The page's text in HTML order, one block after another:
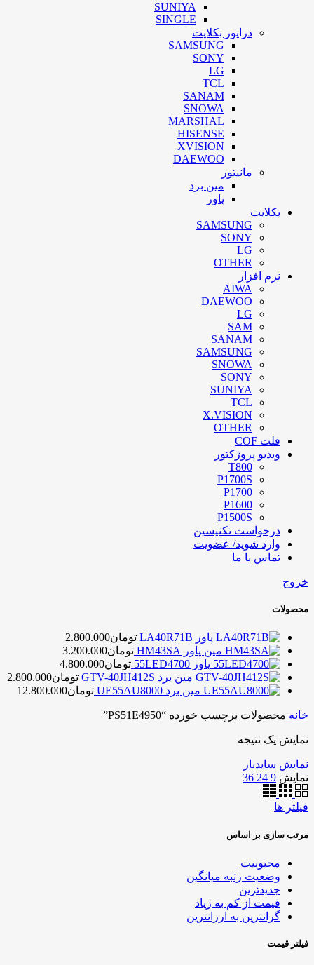
SUNIYA
SINGLE
درایور بکلایت
SAMSUNG
SONY
LG
TCL
SANAM
SNOWA
MARSHAL
HISENSE
XVISION
DAEWOO
مانیتور
مین برد
پاور
بکلایت
SAMSUNG
SONY
LG
OTHER
نرم افزار
AIWA
DAEWOO
LG
SAM
SANAM
SAMSUNG
SNOWA
SONY
SUNIYA
TCL
X.VISION
OTHER
فلت COF
ویدیو پروژکتور
T800
P1700S
P1700
P1600
P1500S
درخواست تکنیسین
وارد شوید/ عضویت
تماس با ما
خروج
محصولات
پاور LA40R71B تومان2.800.000
مین پاور HM43SA
تومان3.200.000
پاور 55LED4700
تومان4.800.000
مین برد GTV-40JH412S
تومان2.800.000
مین برد UE55AU8000
تومان12.800.000
خانه محصولات برچسب خورده “PS51E4950”
نمایش یک نتیجه
نمایش سایدبار
نمایش 9
24
36
فیلتر ها
مرتب سازی بر اساس
محبوبیت
وضعیت رتبه میانگین
جدیدترین
قیمت از کم به زیاد
گرانترین به ارزانترین
فیلتر قیمت